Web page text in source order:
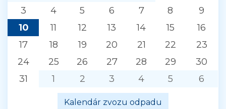
3
4 5 6 7 8
9
10
11 12 13 14 15
16
17
18 19 20 21 22
23
24
25 26 27 28 29
30
31
1 2 3 4 5 6
Kalendár zvozu odpadu